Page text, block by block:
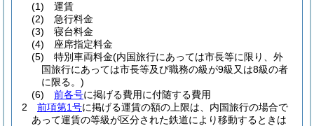
(1)
運賃
(2)
急行料金
(3)
寝台料金
(4)
座席指定料金
(5)
特別車両料金(内国旅行にあっては市長等に限り、外
国旅行にあっては市長等及び職務の級が9級又は8級の者
に限る。)
(6)
前各号に掲げる費用に付随する費用
2
前項第1号に掲げる運賃の額の上限は、内国旅行の場合で
あって運賃の等級が区分された鉄道により移動するときは